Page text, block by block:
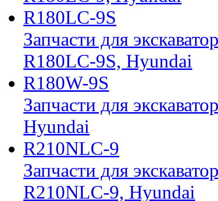
R180LC-9S
Запчасти для
R180LC-9S, Hyundai
R180W-9S
Запчасти для
Hyundai
R210NLC-9
Запчасти для
R210NLC-9, Hyundai